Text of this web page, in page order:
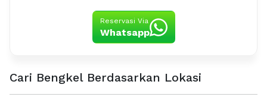
Reservasi Via
Whatsapp
Cari Bengkel Berdasarkan Lokasi